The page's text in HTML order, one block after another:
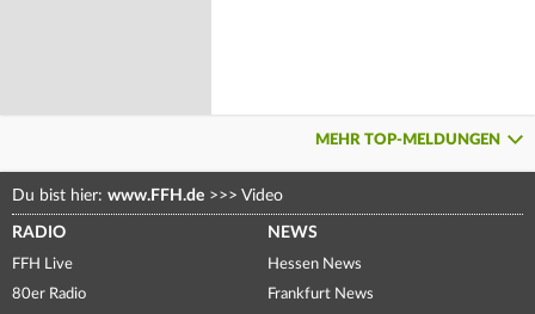
MEHR TOP-MELDUNGEN
Du bist hier: www.FFH.de >>> Video
RADIO
FFH Live
80er Radio
NEWS
Hessen News
Frankfurt News